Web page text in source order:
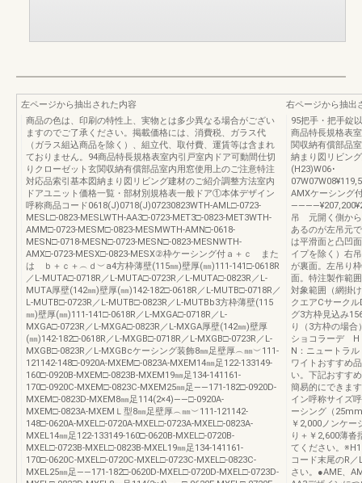
左ページから抽出された内容
商品の色は、印刷の特性上、実物とは多少異なる場合がござい
ますのでご了承ください。掲載価格には、消費税、ガラス代
（ガラス組込商品を除く）、組立代、取付費、運賃等は含まれ
ておりません。94商品特長規格表室内引戸室内ドア可動間仕切
りクローゼット玄関収納有償部品室内用窓使用上のご注意特注
対応品索引基本図納まり図リビング建材のご紹介調整方法室内
ドアユニット価格一覧・部材別規格表一般ドア①本体デザイン
呼称商品コード0618(J)0718(J)07230823WTH-AML□-0723-
MESL□-0823-MESLWTH-AA3□-0723-MET3□-0823-MET3WTH-
AMM□-0723-MESM□-0823-MESMWTH-AMN□-0618-
MESN□-0718-MESN□-0723-MESN□-0823-MESNWTH-
AMX□-0723-MESX□-0823-MESX②枠ケーシング付ａ＋ｃ また
は ｂ＋ｃ＋︵ｄ︶a4方枠薄壁(115㎜)壁厚(㎜)111-141□-0618R
／L-MUTA□-0718R／L-MUTA□-0723R／L-MUTA□-0823R／L-
MUTA厚壁(142㎜)壁厚(㎜)142-182□-0618R／L-MUTB□-0718R／
L-MUTB□-0723R／L-MUTB□-0823R／L-MUTBb3方枠薄壁(115
㎜)壁厚(㎜)111-141□-0618R／L-MXGA□-0718R／L-
MXGA□-0723R／L-MXGA□-0823R／L-MXGA厚壁(142㎜)壁厚
(㎜)142-182□-0618R／L-MXGB□-0718R／L-MXGB□-0723R／L-
MXGB□-0823R／L-MXGBcケーシング装飾8㎜足壁厚︵㎜︶111-
121142-148□-0920A-MXEM□-0823A-MXEM14㎜足122-133149-
160□-0920B-MXEM□-0823B-MXEM19㎜足134-141161-
170□-0920C-MXEM□-0823C-MXEM25㎜足――171-182□-0920D-
MXEM□-0823D-MXEM8㎜足114(2×4)――□-0920A-
MXEM□-0823A-MXEMＬ型8㎜足壁厚︵㎜︶111-121142-
148□-0620A-MXEL□-0720A-MXEL□-0723A-MXEL□-0823A-
MXEL14㎜足122-133149-160□-0620B-MXEL□-0720B-
MXEL□-0723B-MXEL□-0823B-MXEL19㎜足134-141161-
170□-0620C-MXEL□-0720C-MXEL□-0723C-MXEL□-0823C-
MXEL25㎜足――171-182□-0620D-MXEL□-0720D-MXEL□-0723D-
右ページから抽出
95把手・把手錠
商品特長規格表
関収納有償部品
納まり図リビン
(H23)W06･
AMXケーシング
吊 元開く側から
あるのが左吊元
は平滑面と凸凹
イプを除く）右
が裏面。左吊り
面。特注製作範
対象範囲（網掛
クエアCサーク
グ3方枠見込み
り（3方枠の場
ショコラーデ
N：ニュートラ
ワイトおすすめ
い。下記おすす
簡易的にできま
イン呼称サイズ
ーシング（
￥2,000ノンケ
り＋￥2,600薄沓
てください。
コード末尾のR
さい。●AME、